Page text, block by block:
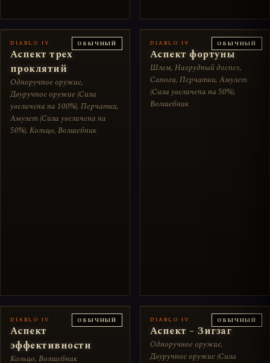
ОБЫЧНЫЙ
DIABLO IV
Аспект трех
проклятий
Одноручное оружие,
Двуручное оружие (Сила
увеличена на 100%), Перчатки,
Амулет (Сила увеличена на
50%), Кольцо, Волшебник
ОБЫЧНЫЙ
DIABLO IV
Аспект фортуны
Шлем, Нагрудный доспех,
Сапоги, Перчатки, Амулет
(Сила увеличена на 50%),
Волшебник
ОБЫЧНЫЙ
DIABLO IV
Аспект
эффективности
Кольцо, Волшебник
ОБЫЧНЫЙ
DIABLO IV
Аспект – Зигзаг
Одноручное оружие,
Двуручное оружие (Сила